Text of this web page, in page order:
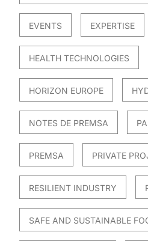
EVENTS EXPERTISE
HEALTH TECHNOLOGIES
HORIZON EUROPE
NOTES DE PREMSA
PREMSA PRIVATE
RESILIENT INDUSTRY
SAFE AND SUSTAINABLE